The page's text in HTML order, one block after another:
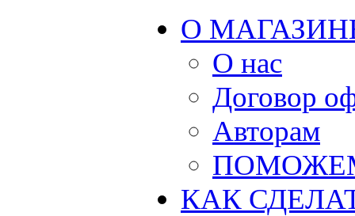
О
О нас
Договор
Авторам
КАК